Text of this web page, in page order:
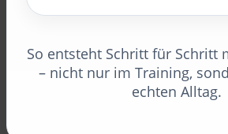
So entsteht Schritt für Schritt
– nicht nur im Training,
echten Alltag.